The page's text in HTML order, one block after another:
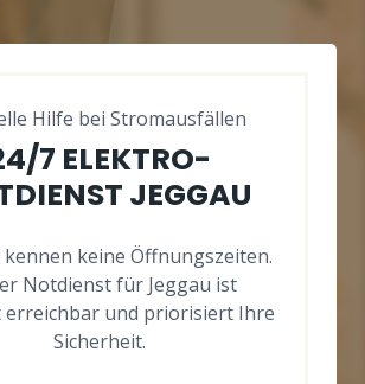
Hilfe bei Stromausfällen
7 ELEKTRO-
JEGGAU
keine Öffnungszeiten.
Notdienst für Jeggau ist
erreichbar und priorisiert Ihre
Sicherheit.